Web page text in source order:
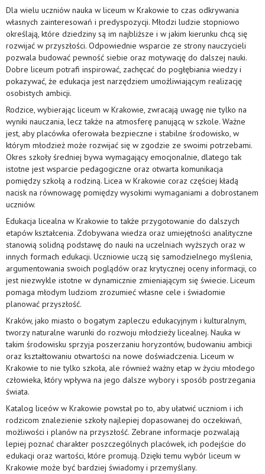
Dla wielu uczniów nauka w liceum w Krakowie to czas odkrywania
własnych zainteresowań i predyspozycji. Młodzi ludzie stopniowo
określają, które dziedziny są im najbliższe i w jakim kierunku chcą się
rozwijać w przyszłości. Odpowiednie wsparcie ze strony nauczycieli
pozwala budować pewność siebie oraz motywację do dalszej nauki.
Dobre liceum potrafi inspirować, zachęcać do pogłębiania wiedzy i
pokazywać, że edukacja jest narzędziem umożliwiającym realizację
osobistych ambicji.
Rodzice, wybierając liceum w Krakowie, zwracają uwagę nie tylko na
wyniki nauczania, lecz także na atmosferę panującą w szkole. Ważne
jest, aby placówka oferowała bezpieczne i stabilne środowisko, w
którym młodzież może rozwijać się w zgodzie ze swoimi potrzebami.
Okres szkoły średniej bywa wymagający emocjonalnie, dlatego tak
istotne jest wsparcie pedagogiczne oraz otwarta komunikacja
pomiędzy szkołą a rodziną. Licea w Krakowie coraz częściej kładą
nacisk na równowagę pomiędzy wysokimi wymaganiami a dobrostanem
uczniów.
Edukacja licealna w Krakowie to także przygotowanie do dalszych
etapów kształcenia. Zdobywana wiedza oraz umiejętności analityczne
stanowią solidną podstawę do nauki na uczelniach wyższych oraz w
innych formach edukacji. Uczniowie uczą się samodzielnego myślenia,
argumentowania swoich poglądów oraz krytycznej oceny informacji, co
jest niezwykle istotne w dynamicznie zmieniającym się świecie. Liceum
pomaga młodym ludziom zrozumieć własne cele i świadomie
planować przyszłość.
Kraków, jako miasto o bogatym zapleczu edukacyjnym i kulturalnym,
tworzy naturalne warunki do rozwoju młodzieży licealnej. Nauka w
takim środowisku sprzyja poszerzaniu horyzontów, budowaniu ambicji
oraz kształtowaniu otwartości na nowe doświadczenia. Liceum w
Krakowie to nie tylko szkoła, ale również ważny etap w życiu młodego
człowieka, który wpływa na jego dalsze wybory i sposób postrzegania
świata.
Katalog liceów w Krakowie powstał po to, aby ułatwić uczniom i ich
rodzicom znalezienie szkoły najlepiej dopasowanej do oczekiwań,
możliwości i planów na przyszłość. Zebrane informacje pozwalają
lepiej poznać charakter poszczególnych placówek, ich podejście do
edukacji oraz wartości, które promują. Dzięki temu wybór liceum w
Krakowie może być bardziej świadomy i przemyślany.